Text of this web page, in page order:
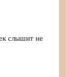
слышит не